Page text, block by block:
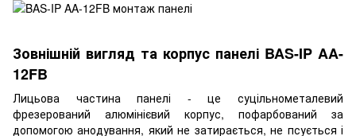
Зовнішній вигляд та корпус панелі BAS-IP AA-
12FB
Лицьова частина панелі - це суцільнометалевий
фрезерований алюмінієвий корпус, пофарбований за
допомогою анодування, який не затирається, не псується і